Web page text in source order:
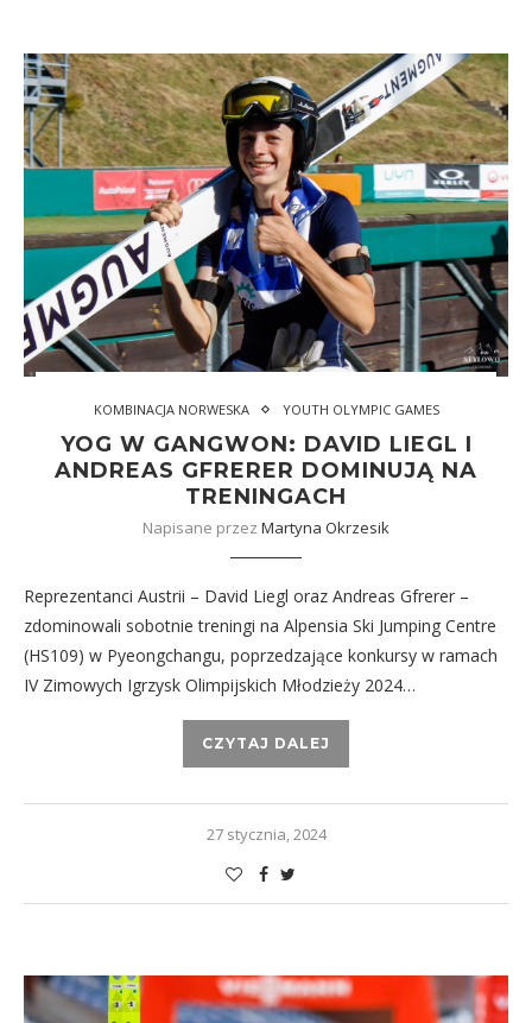
KOMBINACJA NORWESKA YOUTH OLYMPIC GAMES
YOG W GANGWON: DAVID LIEGL I
ANDREAS GFRERER DOMINUJĄ NA
TRENINGACH
Napisane przez Martyna Okrzesik
Reprezentanci Austrii – David Liegl oraz Andreas Gfrerer –
zdominowali sobotnie treningi na Alpensia Ski Jumping Centre
(HS109) w Pyeongchangu, poprzedzające konkursy w ramach
IV Zimowych Igrzysk Olimpijskich Młodzieży 2024…
CZYTAJ DALEJ
27 stycznia, 2024